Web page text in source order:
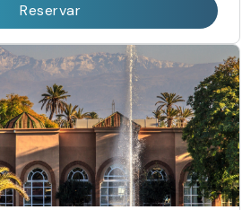
Reservar